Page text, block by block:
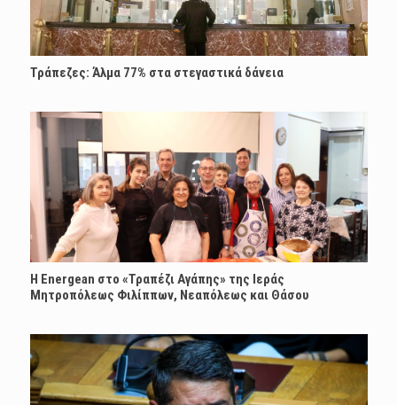
Τράπεζες: Άλμα 77% στα στεγαστικά δάνεια
H Energean στο «Τραπέζι Αγάπης» της Ιεράς
Μητροπόλεως Φιλίππων, Νεαπόλεως και Θάσου